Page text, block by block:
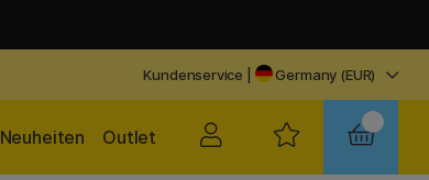
Kundenservice Germany (EUR)
Outlet
Neuheiten